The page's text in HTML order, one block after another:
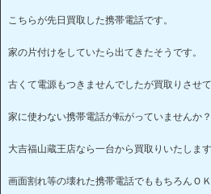
こちらが先日買取した携帯電話です。
家の片付けをしていたら出てきたそうです。
古くて電源もつきませんでしたが買取りさせ
家に使わない携帯電話が転がっていませんか
大吉福山蔵王店なら一台から買取りいたします
画面割れ等の壊れた携帯電話でももちろんＯＫ